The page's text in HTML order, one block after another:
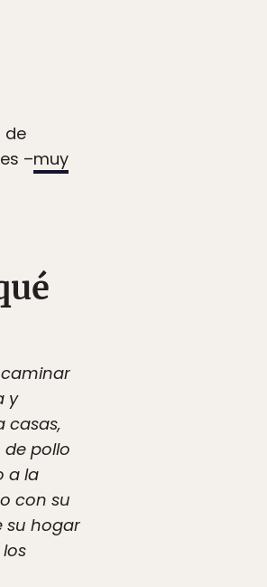
de
–muy
y
casas,
de pollo
a la
con su
su hogar